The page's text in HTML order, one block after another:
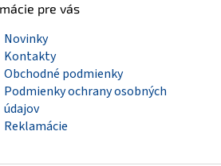
pre vás
Novinky
Kontakty
Obchodné podmienky
Podmienky ochrany osobných
údajov
Reklamácie